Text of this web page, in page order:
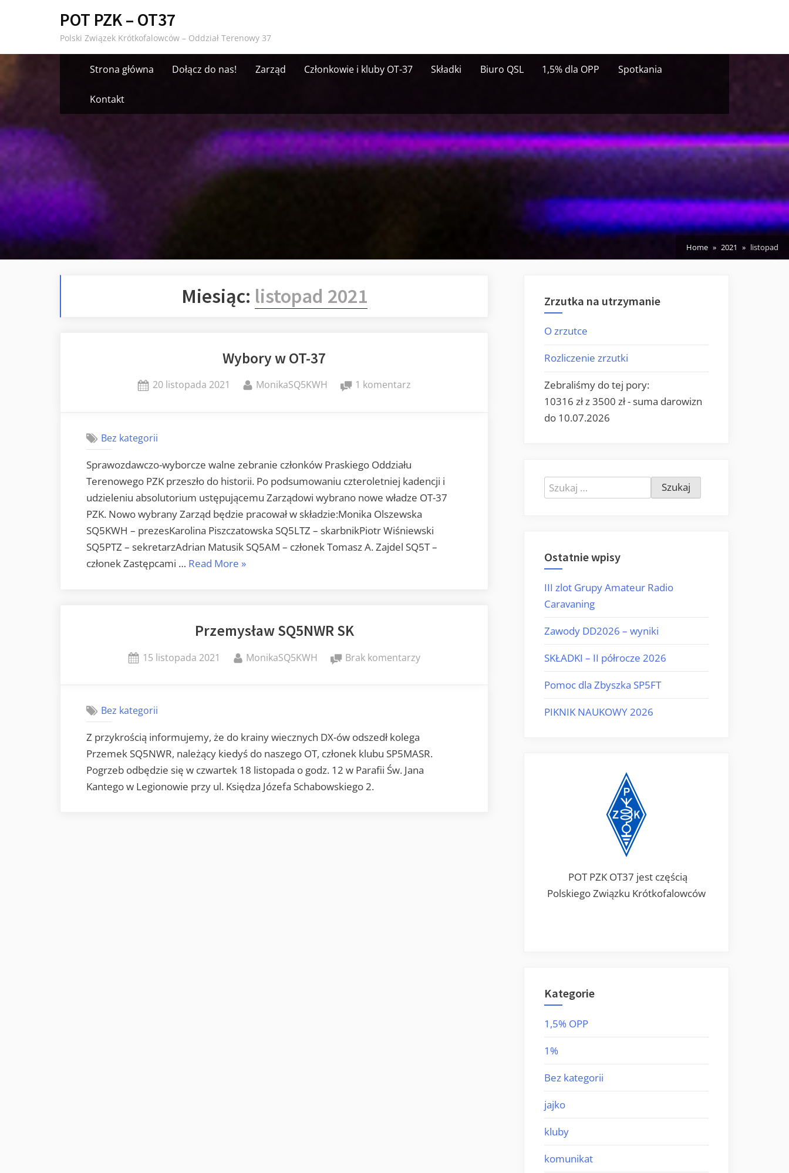
POT PZK – OT37
Polski Związek Krótkofalowców – Oddział Terenowy 37
Strona główna Dołącz do nas! Zarząd Członkowie i kluby OT-37 Składki Biuro QSL 1,5% dla OPP Spotkania
Kontakt
Home 2021 listopad
Miesiąc: listopad 2021
Wybory w OT-37
Posted
20 listopada 2021 By
MonikaSQ5KWH 1 komentarzdo
Bez kategorii
Sprawozdawczo-wyborcze walne zebranie członków Praskiego Oddziału
Terenowego PZK przeszło do historii. Po podsumowaniu czteroletniej kadencji i
udzieleniu absolutorium ustępującemu Zarządowi wybrano nowe władze OT-37
PZK. Nowo wybrany Zarząd będzie pracował w składzie:Monika Olszewska
SQ5KWH – prezesKarolina Piszczatowska SQ5LTZ – skarbnikPiotr Wiśniewski
SQ5PTZ – sekretarzAdrian Matusik SQ5AM – członek Tomasz A. Zajdel SQ5T –
członek Zastępcami … Read More „Wybory
»
Przemysław SQ5NWR SK
Posted
15 listopada 2021 By
MonikaSQ5KWH Brak komentarzydo
Bez kategorii
Z przykrością informujemy, że do krainy wiecznych DX-ów odszedł kolega
Przemek SQ5NWR, należący kiedyś do naszego OT, członek klubu SP5MASR.
Pogrzeb odbędzie się w czwartek 18 listopada o godz. 12 w Parafii Św. Jana
Kantego w Legionowie przy ul. Księdza Józefa Schabowskiego 2.
Zrzutka na utrzymanie
O zrzutce
Rozliczenie zrzutki
Zebraliśmy do tej pory:
10316 zł z 3500 zł - suma darowizn
do 10.07.2026
Szukaj:
Ostatnie wpisy
III zlot Grupy Amateur Radio
Caravaning
Zawody DD2026 – wyniki
SKŁADKI – II półrocze 2026
Pomoc dla Zbyszka SP5FT
PIKNIK NAUKOWY 2026
POT PZK OT37 jest częścią
Polskiego Związku Krótkofalowców
Kategorie
1,5% OPP
1%
Bez kategorii
jajko
kluby
komunikat